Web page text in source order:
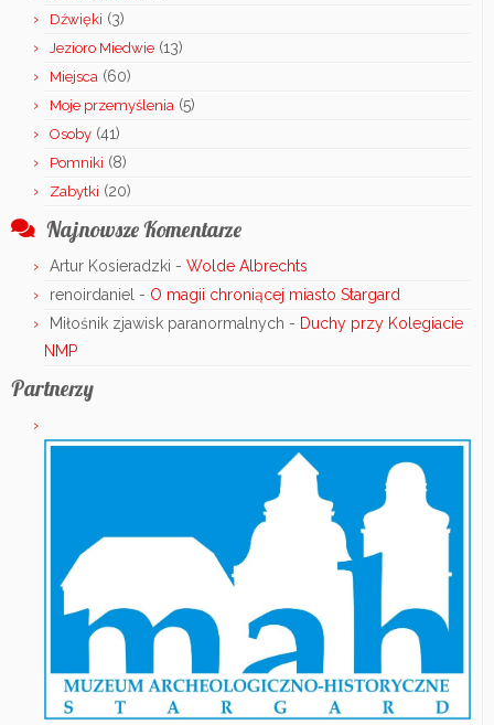
Dźwięki (3)
Jezioro Miedwie (13)
Miejsca (60)
Moje przemyślenia (5)
Osoby (41)
Pomniki (8)
Zabytki (20)
Najnowsze Komentarze
Artur Kosieradzki - Wolde Albrechts
renoirdaniel - O magii chroniącej miasto Stargard
Miłośnik zjawisk paranormalnych - Duchy przy Kolegiacie
NMP
Partnerzy